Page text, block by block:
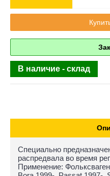
В наличие - склад
Специально
распредвала во время
Применение: